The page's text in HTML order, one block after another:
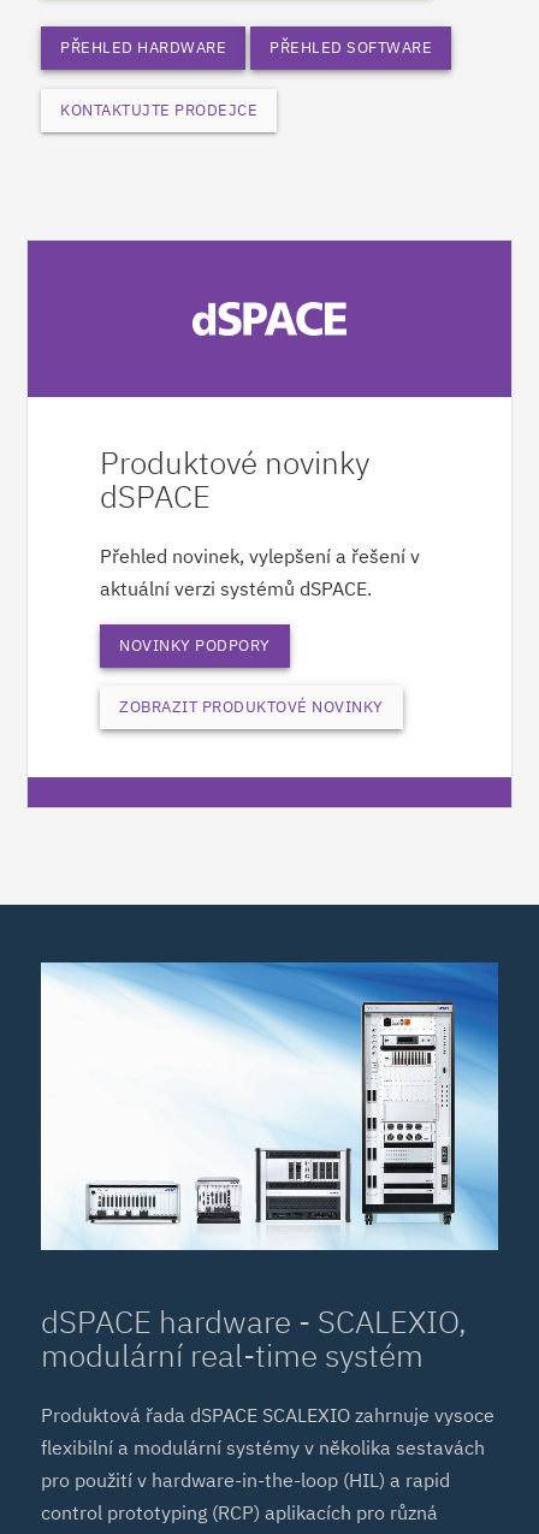
PŘEHLED HARDWARE PŘEHLED SOFTWARE
KONTAKTUJTE PRODEJCE
Produktové novinky
dSPACE
Přehled novinek, vylepšení a řešení v
aktuální verzi systémů dSPACE.
NOVINKY PODPORY
ZOBRAZIT PRODUKTOVÉ NOVINKY
dSPACE hardware - SCALEXIO,
modulární real-time systém
Produktová řada dSPACE SCALEXIO zahrnuje vysoce
flexibilní a modulární systémy v několika sestavách
pro použití v hardware-in-the-loop (HIL) a rapid
control prototyping (RCP) aplikacích pro různá